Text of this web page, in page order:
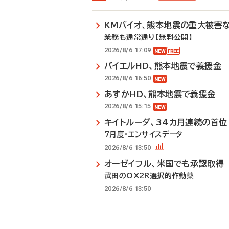
KMバイオ、熊本地震の重大被害
業務も通常通り【無料公開】
2026/8/6 17:09
バイエルHD、熊本地震で義援金
2026/8/6 16:50
あすかHD、熊本地震で義援金
2026/8/6 15:15
キイトルーダ、34カ月連続の首位
7月度・エンサイスデータ
2026/8/6 13:50
オーゼイフル、米国でも承認取得
武田のOX2R選択的作動薬
2026/8/6 13:50